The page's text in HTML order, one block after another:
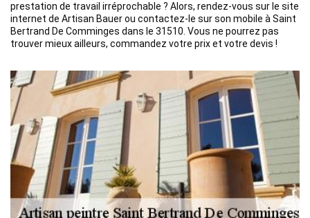
prestation de travail irréprochable ? Alors, rendez-vous sur le site
internet de Artisan Bauer ou contactez-le sur son mobile à Saint
Bertrand De Comminges dans le 31510. Vous ne pourrez pas
trouver mieux ailleurs, commandez votre prix et votre devis !